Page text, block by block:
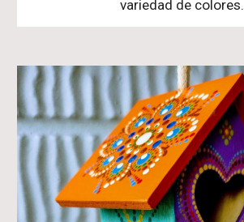
variedad de colores.